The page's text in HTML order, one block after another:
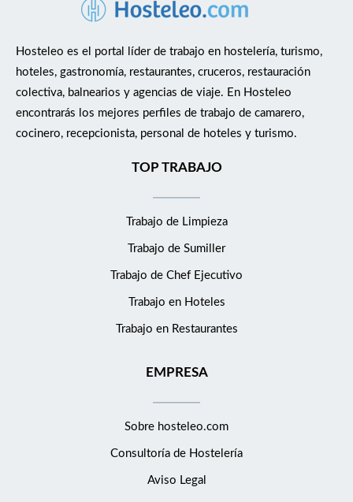
Hosteleo es el portal líder de trabajo en hostelería, turismo,
hoteles, gastronomía, restaurantes, cruceros, restauración
colectiva, balnearios y agencias de viaje. En Hosteleo
encontrarás los mejores perfiles de trabajo de camarero,
cocinero, recepcionista, personal de hoteles y turismo.
TOP TRABAJO
Trabajo de Limpieza
Trabajo de Sumiller
Trabajo de Chef Ejecutivo
Trabajo en Hoteles
Trabajo en Restaurantes
EMPRESA
Sobre hosteleo.com
Consultoría de Hostelería
Aviso Legal